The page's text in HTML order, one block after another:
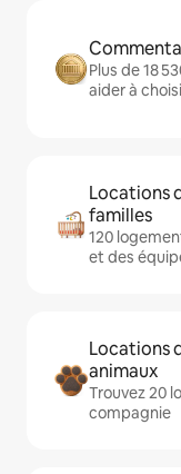
Plus de 18
aider à
Locations
familles
120
et des
Locations
animaux
Trouvez 20
compagnie